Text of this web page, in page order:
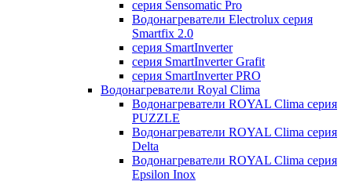
серия Sensomatic Pro
Водонагреватели Electrolux серия
Smartfix 2.0
серия SmartInverter
серия SmartInverter Grafit
серия SmartInverter PRO
Водонагреватели Royal Clima
Водонагреватели ROYAL Clima серия
PUZZLE
Водонагреватели ROYAL Clima серия
Delta
Водонагреватели ROYAL Clima серия
Epsilon Inox